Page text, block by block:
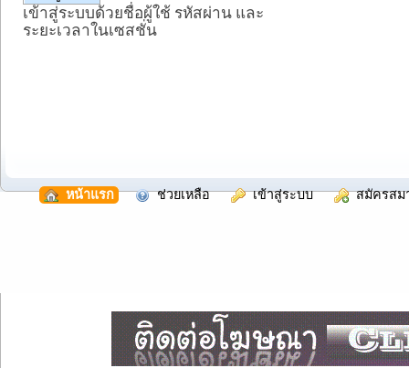
เข้าสู่ระบบด้วยชื่อผู้ใช้ รหัสผ่าน และ
ระยะเวลาในเซสชั่น
หน้าแรก ช่วยเหลือ เข้าสู่ระบบ สมัครสม